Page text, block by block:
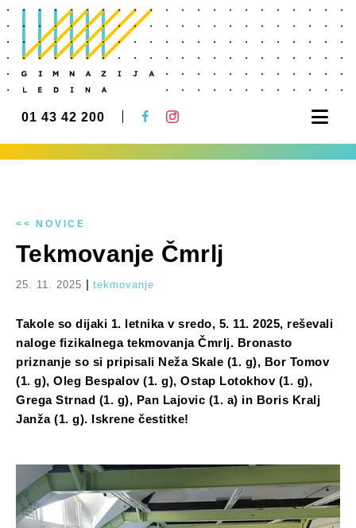
01 43 42 200
<< NOVICE
Tekmovanje Čmrlj
25. 11. 2025 | tekmovanje
Takole so dijaki 1. letnika v sredo, 5. 11. 2025, reševali
naloge fizikalnega tekmovanja Čmrlj. Bronasto
priznanje so si pripisali Neža Skale (1. g), Bor Tomov
(1. g), Oleg Bespalov (1. g), Ostap Lotokhov (1. g),
Grega Strnad (1. g), Pan Lajovic (1. a) in Boris Kralj
Janža (1. g). Iskrene čestitke!